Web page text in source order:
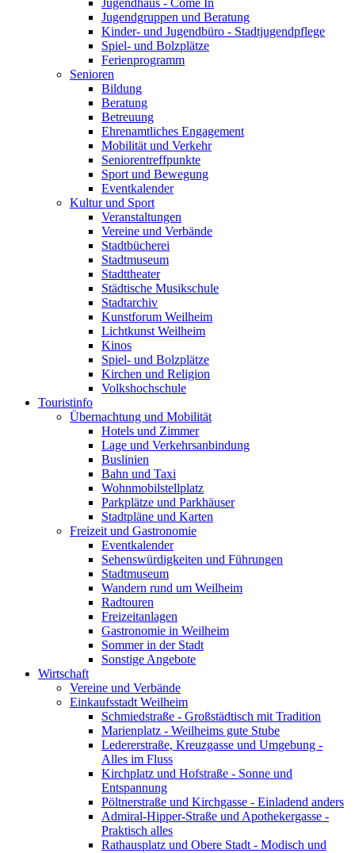
Jugendgruppen und Beratung
Kinder- und Jugendbüro - Stadtjugendpflege
Spiel- und Bolzplätze
Ferienprogramm
Senioren
Bildung
Beratung
Betreuung
Ehrenamtliches Engagement
Mobilität und Verkehr
Seniorentreffpunkte
Sport und Bewegung
Eventkalender
Kultur und Sport
Veranstaltungen
Vereine und Verbände
Stadtbücherei
Stadtmuseum
Stadttheater
Städtische Musikschule
Stadtarchiv
Kunstforum Weilheim
Lichtkunst Weilheim
Kinos
Spiel- und Bolzplätze
Kirchen und Religion
Volkshochschule
Touristinfo
Übernachtung und Mobilität
Hotels und Zimmer
Lage und Verkehrsanbindung
Buslinien
Bahn und Taxi
Wohnmobilstellplatz
Parkplätze und Parkhäuser
Stadtpläne und Karten
Freizeit und Gastronomie
Eventkalender
Sehenswürdigkeiten und Führungen
Stadtmuseum
Wandern rund um Weilheim
Radtouren
Freizeitanlagen
Gastronomie in Weilheim
Sommer in der Stadt
Sonstige Angebote
Wirtschaft
Vereine und Verbände
Einkaufsstadt Weilheim
Schmiedstraße - Großstädtisch mit Tradition
Marienplatz - Weilheims gute Stube
Ledererstraße, Kreuzgasse und Umgebung -
Alles im Fluss
Kirchplatz und Hofstraße - Sonne und
Entspannung
Pöltnerstraße und Kirchgasse - Einladend anders
Admiral-Hipper-Straße und Apothekergasse -
Praktisch alles
Rathausplatz und Obere Stadt - Modisch und